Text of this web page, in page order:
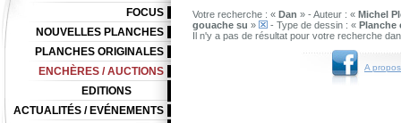
Votre recherche : « Dan » - Auteur : « Michel
gouache su » - Type de dessin : « Planche
Il n'y a pas de résultat pour votre recherche
A
FOCUS
NOUVELLES PLANCHES
PLANCHES ORIGINALES
ENCHÈRES / AUCTIONS
EDITIONS
ACTUALITÉS / EVÉNEMENTS